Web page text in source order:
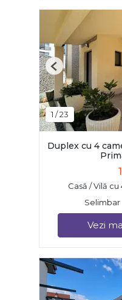
1 /23
Previous
Duplex cu 4
Casă / Vilă
Selimbar
Vezi